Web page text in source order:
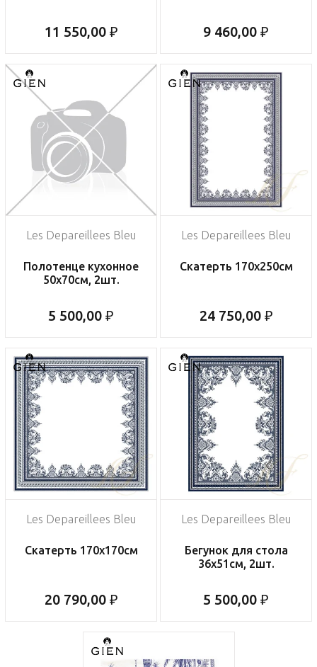
11 550,00 ₽ 9 460,00 ₽
Les Depareillees Bleu
Полотенце кухонное
50х70см, 2шт.
5 500,00 ₽
Les Depareillees Bleu
Скатерть 170х250см
24 750,00 ₽
Les Depareillees Bleu
Скатерть 170х170см
20 790,00 ₽
Les Depareillees Bleu
Бегунок для стола
36х51см, 2шт.
5 500,00 ₽